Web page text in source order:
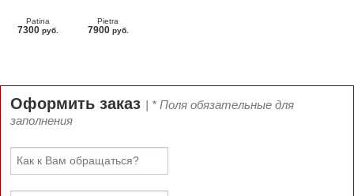
Patina
7300 руб.
Pietra
7900 руб.
Оформить заказ | * Поля обязательные для
заполнения